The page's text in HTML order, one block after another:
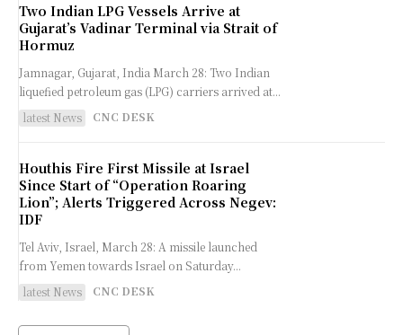
Two Indian LPG Vessels Arrive at
Gujarat’s Vadinar Terminal via Strait of
Hormuz
Jamnagar, Gujarat, India March 28: Two Indian
liquefied petroleum gas (LPG) carriers arrived at...
latest News
CNC DESK
Houthis Fire First Missile at Israel
Since Start of “Operation Roaring
Lion”; Alerts Triggered Across Negev:
IDF
Tel Aviv, Israel, March 28: A missile launched
from Yemen towards Israel on Saturday...
latest News
CNC DESK